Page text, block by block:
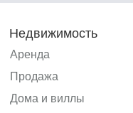
Недвижимость
Аренда
Продажа
Дома и виллы